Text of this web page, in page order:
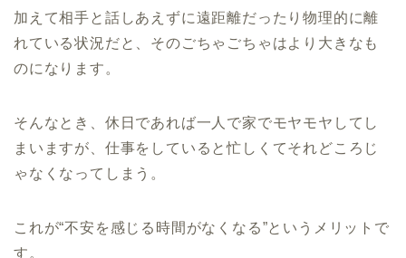
加えて相手と話しあえずに遠距離だったり物理的に離
れている状況だと、そのごちゃごちゃはより大きなも
のになります。
そんなとき、休日であれば一人で家でモヤモヤしてし
まいますが、仕事をしていると忙しくてそれどころじ
ゃなくなってしまう。
これが“不安を感じる時間がなくなる”というメリットで
す。